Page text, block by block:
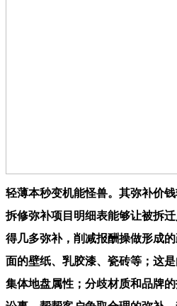
轻薄本秒变机能怪兽。其弥补价
拆修弥补项目明细表能够让被拆
得几多弥补，削减报酬操做形成
面的壁纸、乳胶漆、瓷砖等；这
集体地盘属性；分歧材质和品牌